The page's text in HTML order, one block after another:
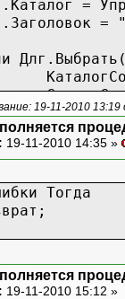
=
=
Для
19-11-2010 13:19
19-11-2010 14:35 »
Тогда
19-11-2010 15:12 »